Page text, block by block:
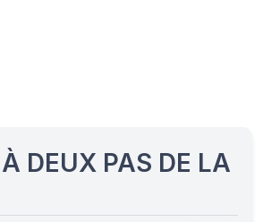
DEUX PAS DE LA